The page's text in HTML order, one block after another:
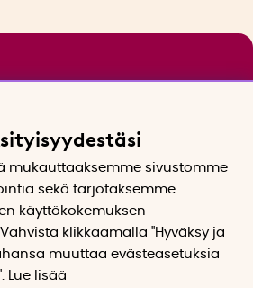
mukauttaaksemme sivustomme
sekä tarjotaksemme
käyttökokemuksen
klikkaamalla "Hyväksy ja
muuttaa evästeasetuksia
Lue lisää